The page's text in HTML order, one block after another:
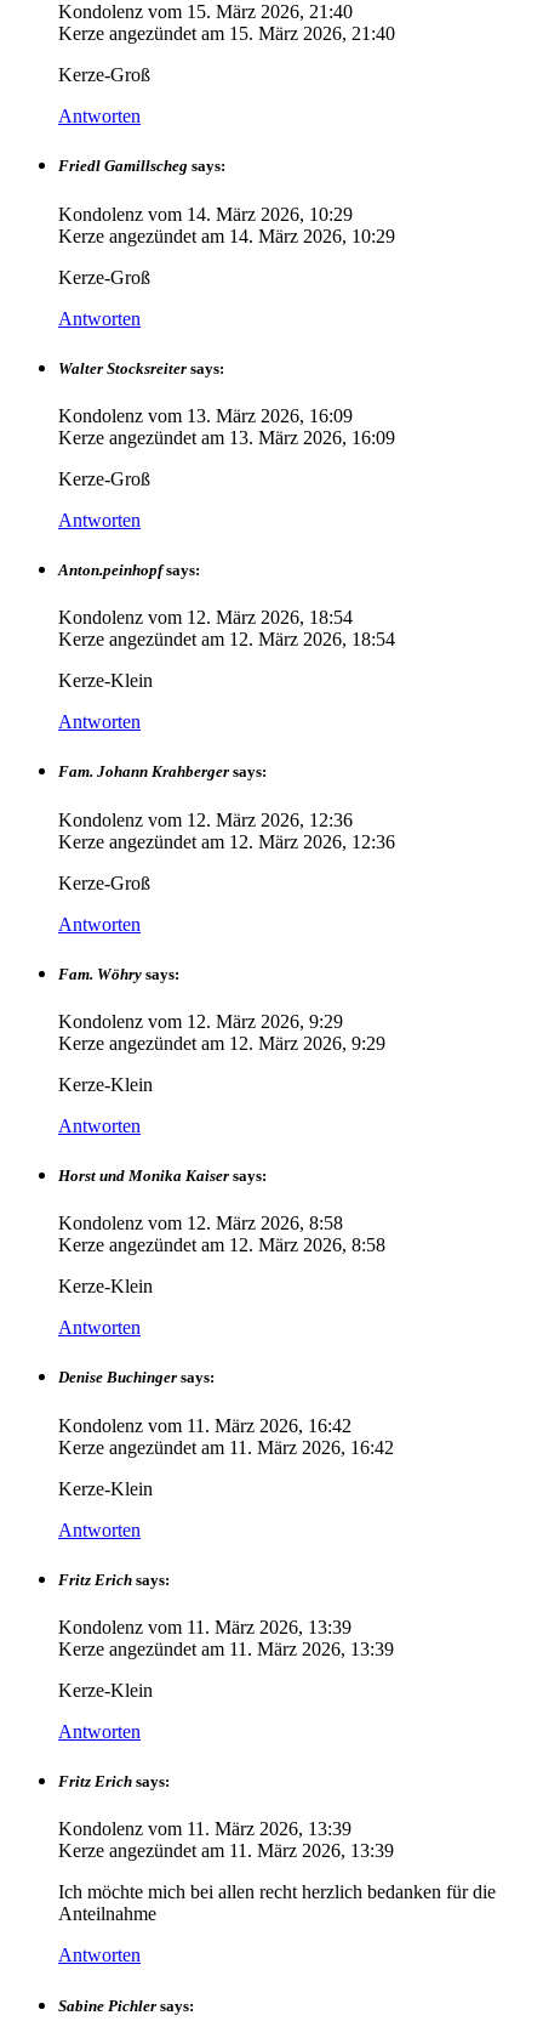
Kondolenz vom 15. März 2026, 21:40
Kerze angezündet am 15. März 2026, 21:40
Kerze-Groß
Antworten
Friedl Gamillscheg says:
Kondolenz vom 14. März 2026, 10:29
Kerze angezündet am 14. März 2026, 10:29
Kerze-Groß
Antworten
Walter Stocksreiter says:
Kondolenz vom 13. März 2026, 16:09
Kerze angezündet am 13. März 2026, 16:09
Kerze-Groß
Antworten
Anton.peinhopf says:
Kondolenz vom 12. März 2026, 18:54
Kerze angezündet am 12. März 2026, 18:54
Kerze-Klein
Antworten
Fam. Johann Krahberger says:
Kondolenz vom 12. März 2026, 12:36
Kerze angezündet am 12. März 2026, 12:36
Kerze-Groß
Antworten
Fam. Wöhry says:
Kondolenz vom 12. März 2026, 9:29
Kerze angezündet am 12. März 2026, 9:29
Kerze-Klein
Antworten
Horst und Monika Kaiser says:
Kondolenz vom 12. März 2026, 8:58
Kerze angezündet am 12. März 2026, 8:58
Kerze-Klein
Antworten
Denise Buchinger says:
Kondolenz vom 11. März 2026, 16:42
Kerze angezündet am 11. März 2026, 16:42
Kerze-Klein
Antworten
Fritz Erich says:
Kondolenz vom 11. März 2026, 13:39
Kerze angezündet am 11. März 2026, 13:39
Kerze-Klein
Antworten
Fritz Erich says:
Kondolenz vom 11. März 2026, 13:39
Kerze angezündet am 11. März 2026, 13:39
Ich möchte mich bei allen recht herzlich bedanken für die
Anteilnahme
Antworten
Sabine Pichler says: